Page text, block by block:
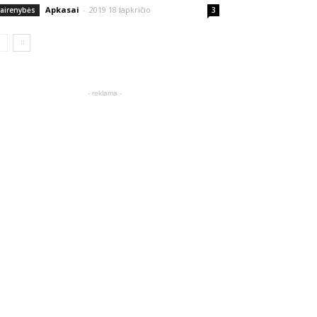
Apkasai - 2019 18 lapkričio 3
- reklama -